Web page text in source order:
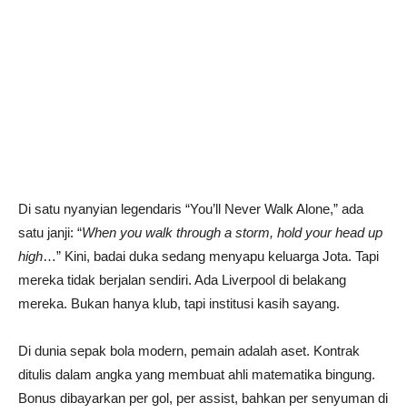
Di satu nyanyian legendaris “You’ll Never Walk Alone,” ada
satu janji: “When you walk through a storm, hold your head up
high…” Kini, badai duka sedang menyapu keluarga Jota. Tapi
mereka tidak berjalan sendiri. Ada Liverpool di belakang
mereka. Bukan hanya klub, tapi institusi kasih sayang.
Di dunia sepak bola modern, pemain adalah aset. Kontrak
ditulis dalam angka yang membuat ahli matematika bingung.
Bonus dibayarkan per gol, per assist, bahkan per senyuman di